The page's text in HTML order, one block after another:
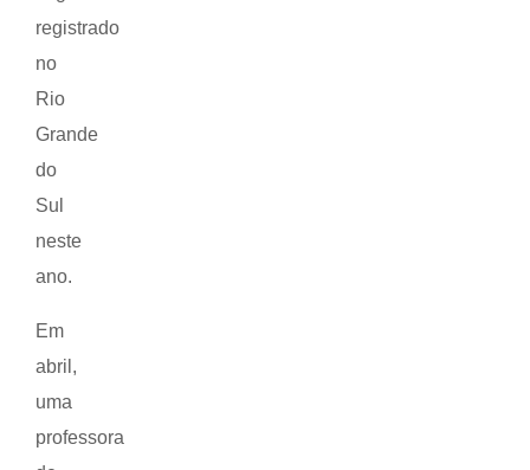
registrado
no
Rio
Grande
do
Sul
neste
ano.
Em
abril,
uma
professora